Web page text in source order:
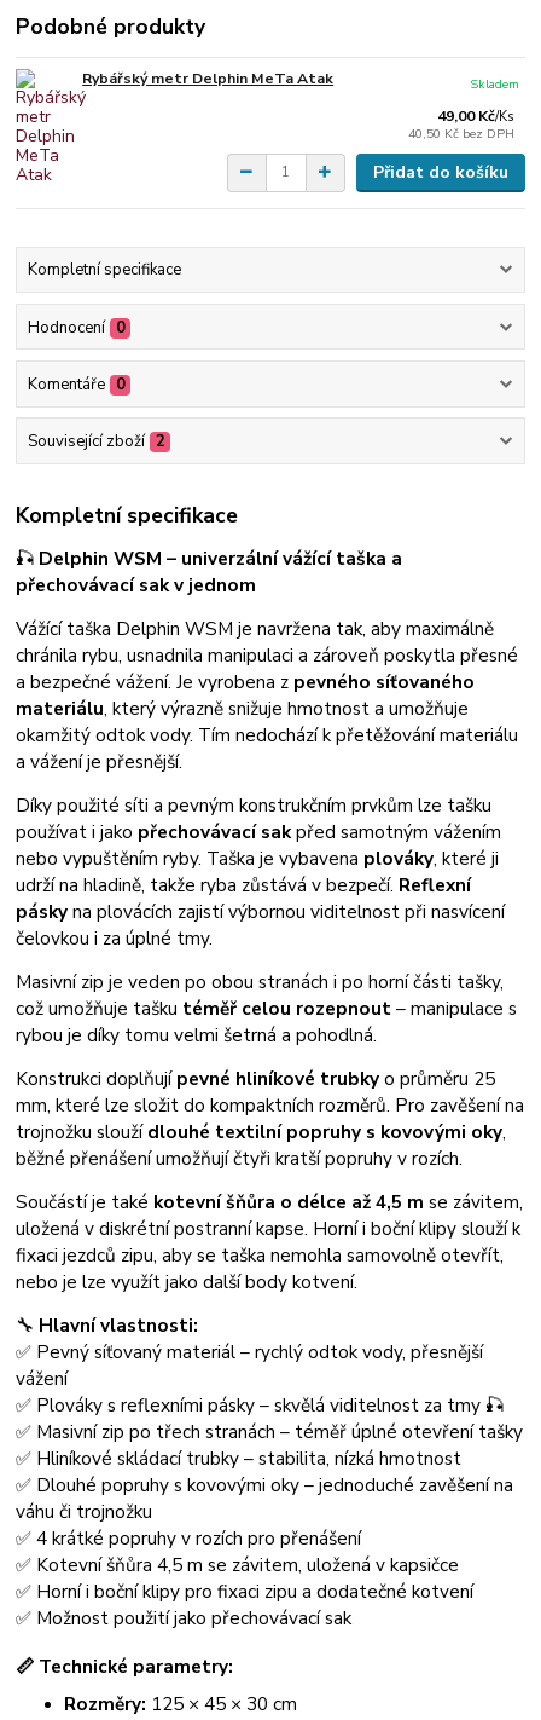
Podobné produkty
Rybářský metr Delphin MeTa Atak
49,00 Kč/Ks
40,50 Kč bez DPH
Skladem
Přidat do košíku
Kompletní specifikace
Hodnocení 0
Komentáře 0
Související zboží 2
Kompletní specifikace
🎣 Delphin WSM – univerzální vážící taška a
přechovávací sak v jednom
Vážící taška Delphin WSM je navržena tak, aby maximálně
chránila rybu, usnadnila manipulaci a zároveň poskytla přesné
a bezpečné vážení. Je vyrobena z pevného síťovaného
materiálu, který výrazně snižuje hmotnost a umožňuje
okamžitý odtok vody. Tím nedochází k přetěžování materiálu
a vážení je přesnější.
Díky použité síti a pevným konstrukčním prvkům lze tašku
používat i jako přechovávací sakpřed samotným vážením
nebo vypuštěním ryby. Taška je vybavena plováky, které ji
udrží na hladině, takže ryba zůstává v bezpečí. Reflexní
páskyna plovácích zajistí výbornou viditelnost při nasvícení
čelovkou i za úplné tmy.
Masivní zip je veden po obou stranách i po horní části tašky,
což umožňuje tašku téměř celou rozepnout– manipulace s
rybou je díky tomu velmi šetrná a pohodlná.
Konstrukci doplňujípevné hliníkové trubkyo průměru 25
mm, které lze složit do kompaktních rozměrů. Pro zavěšení na
trojnožku sloužídlouhé textilní popruhy s kovovými oky,
běžné přenášení umožňují čtyři kratší popruhy v rozích.
Součástí je také kotevní šňůra o délce až 4,5 m se závitem,
uložená v diskrétní postranní kapse. Horní i boční klipy slouží k
fixaci jezdců zipu, aby se taška nemohla samovolně otevřít,
nebo je lze využít jako další body kotvení.
🔧 Hlavní vlastnosti:
✅ Pevný síťovaný materiál – rychlý odtok vody, přesnější
vážení
✅ Plováky s reflexními pásky – skvělá viditelnost za tmy 🎣
✅ Masivní zip po třech stranách – téměř úplné otevření tašky
✅ Hliníkové skládací trubky – stabilita, nízká hmotnost
✅ Dlouhé popruhy s kovovými oky – jednoduché zavěšení na
váhu či trojnožku
✅ 4 krátké popruhy v rozích pro přenášení
✅ Kotevní šňůra 4,5 m se závitem, uložená v kapsičce
✅ Horní i boční klipy pro fixaci zipu a dodatečné kotvení
✅ Možnost použití jako přechovávací sak
📏 Technické parametry:
Rozměry: 125 × 45 × 30 cm